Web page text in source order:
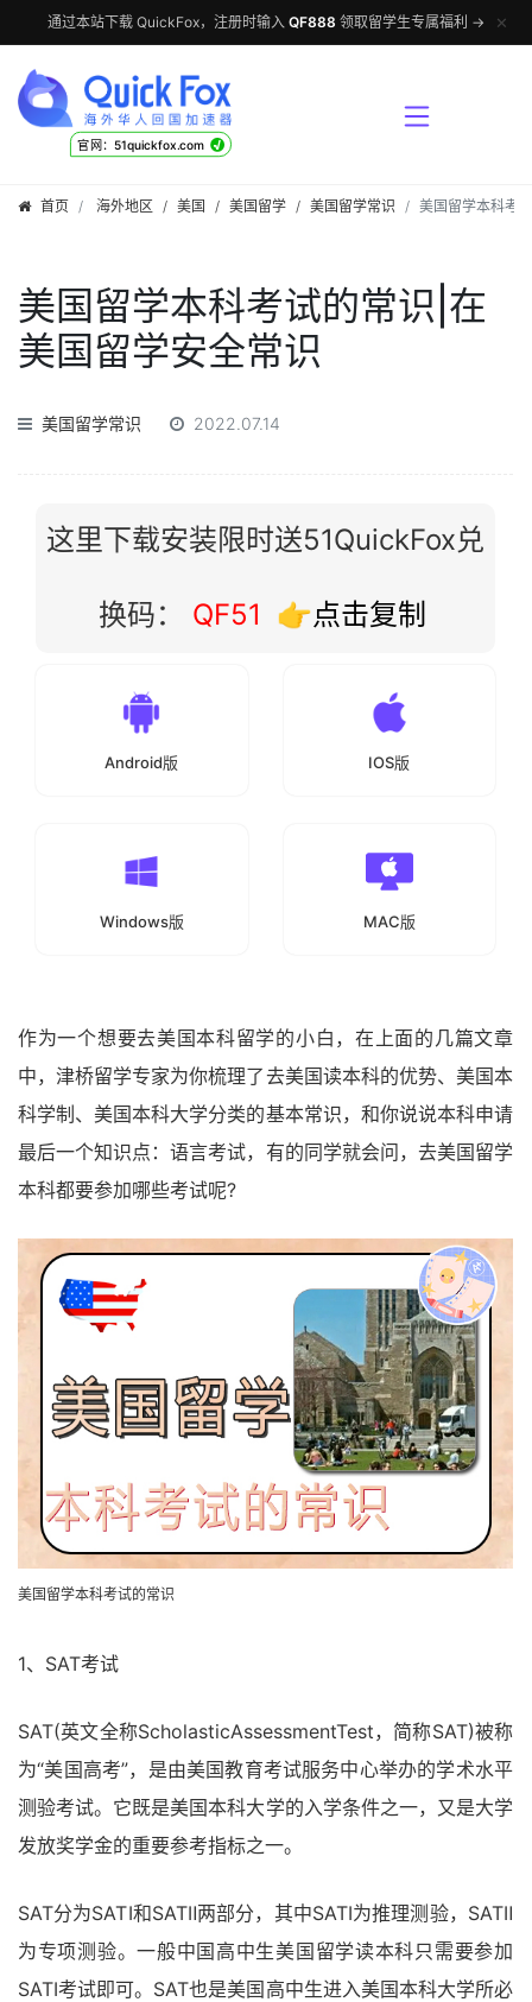
通过本站下载 QuickFox，注册时输入 QF888 领取留学生专属福利 → ✕
官网：51quickfox.com √
首页 海外地区 / 美国 / 美国留学 / 美国留学常识 美国留学本科考
美国留学本科考试的常识|在
美国留学安全常识
美国留学常识 2022.07.14
这里下载安装限时送51QuickFox兑
换码： QF51 👉点击复制
Android版 IOS版
Windows版 MAC版
作为一个想要去美国本科留学的小白，在上面的几篇文章
中，津桥留学专家为你梳理了去美国读本科的优势、美国本
科学制、美国本科大学分类的基本常识，和你说说本科申请
最后一个知识点：语言考试，有的同学就会问，去美国留学
本科都要参加哪些考试呢?
美国留学本科考试的常识
1、SAT考试
SAT(英文全称ScholasticAssessmentTest，简称SAT)被称
为“美国高考”，是由美国教育考试服务中心举办的学术水平
测验考试。它既是美国本科大学的入学条件之一，又是大学
发放奖学金的重要参考指标之一。
SAT分为SATⅠ和SATⅡ两部分，其中SATⅠ为推理测验，SATⅡ
为专项测验。一般中国高中生美国留学读本科只需要参加
SATⅠ考试即可。SAT也是美国高中生进入美国本科大学所必